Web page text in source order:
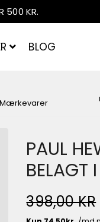
500 KR.
BLOG
Mærkevarer
PAUL
NORMALPRIS
398,00 KR
UDSALGSPRIS